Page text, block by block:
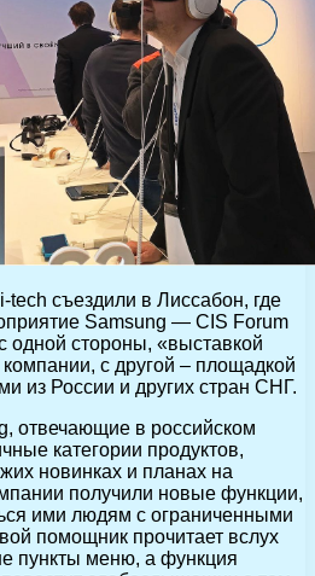
tech съездили в Лиссабон, где
Samsung — CIS Forum
одной стороны, «выставкой
с другой – площадкой
из России и других стран СНГ.
отвечающие в российском
категории продуктов,
новинках и планах на
получили новые функции,
ими людям с ограниченными
помощник прочитает вслух
пункты меню, а функция